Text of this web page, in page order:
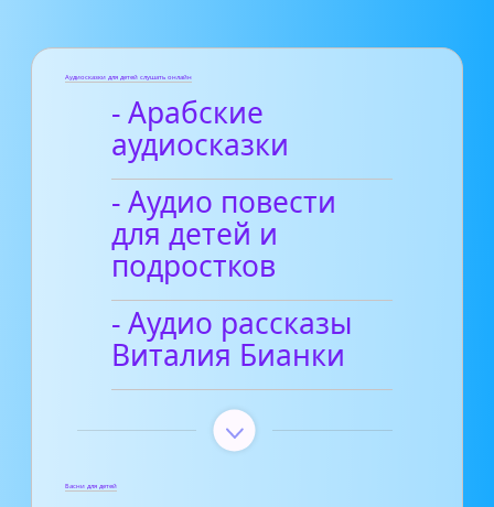
Аудиосказки для детей слушать онлайн
- Арабские
аудиосказки
- Аудио повести
для детей и
подростков
- Аудио рассказы
Виталия Бианки
Басни для детей